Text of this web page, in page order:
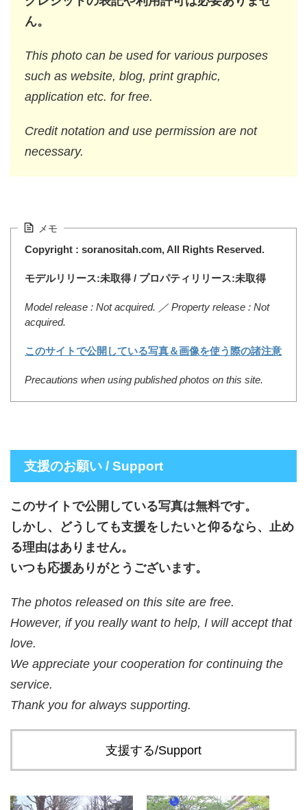
ん。
This photo can be used for various purposes
such as website, blog, print graphic,
application etc. for free.
Credit notation and use permission are not
necessary.
メモ
Copyright : soranositah.com, All Rights Reserved.
モデルリリース:未取得 / プロパティリリース:未取得
Model release : Not acquired. ／ Property release : Not
acquired.
このサイトで公開している写真＆画像を使う際の諸注意
Precautions when using published photos on this site.
支援のお願い / Support
このサイトで公開している写真は無料です。
しかし、どうしても支援をしたいと仰るなら、止め
る理由はありません。
いつも応援ありがとうございます。
The photos released on this site are free.
However, if you really want to help, I will accept that
love.
We appreciate your cooperation for continuing the
service.
Thank you for always supporting.
支援する/Support